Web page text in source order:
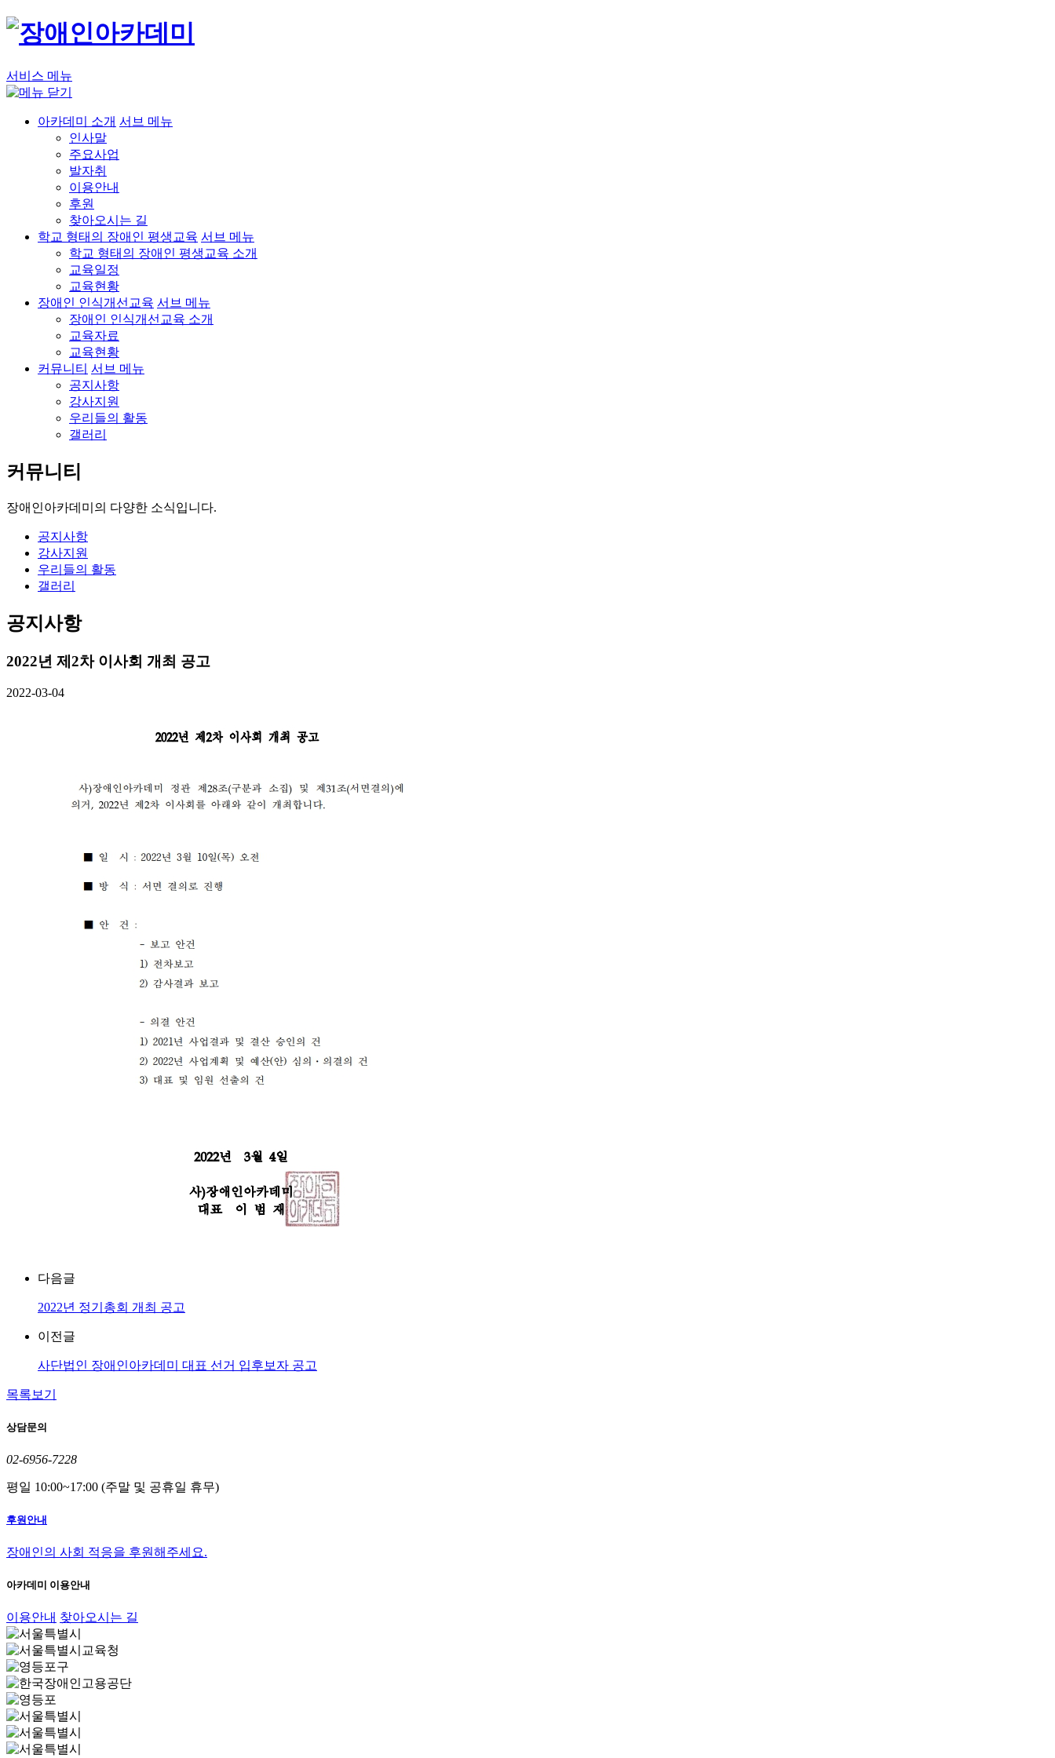
서비스 메뉴
아카데미 소개 서브 메뉴
인사말
주요사업
발자취
이용안내
후원
찾아오시는 길
학교 형태의 장애인 평생교육 서브 메뉴
학교 형태의 장애인 평생교육 소개
교육일정
교육현황
장애인 인식개선교육 서브 메뉴
장애인 인식개선교육 소개
교육자료
교육현황
커뮤니티 서브 메뉴
공지사항
강사지원
우리들의 활동
갤러리
커뮤니티
장애인아카데미의 다양한 소식입니다.
공지사항
강사지원
우리들의 활동
갤러리
공지사항
2022년 제2차 이사회 개최 공고
2022-03-04
다음글
2022년 정기총회 개최 공고
이전글
사단법인 장애인아카데미 대표 선거 입후보자 공고
목록보기
상담문의
02-6956-7228
평일 10:00~17:00 (주말 및 공휴일 휴무)
후원안내
장애인의 사회 적응을 후원해주세요.
아카데미 이용안내
이용안내 찾아오시는 길